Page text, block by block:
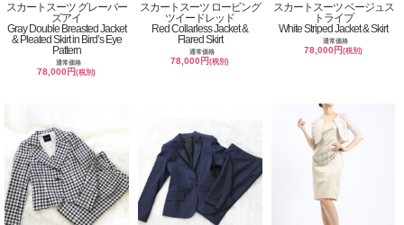
スカートスーツ グレーバー
ズアイ
Gray Double Breasted Jacket
& Pleated Skirt in Bird’s Eye
Pattern
通常価格
78,000円(税別)
スカートスーツ ロービング
ツイードレッド
Red Collarless Jacket &
Flared Skirt
通常価格
78,000円(税別)
スカートスーツ ベージュス
トライプ
White Striped Jacket & Skirt
通常価格
78,000円(税別)